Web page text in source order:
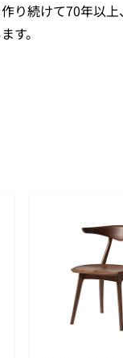
り続けて70年以
す。